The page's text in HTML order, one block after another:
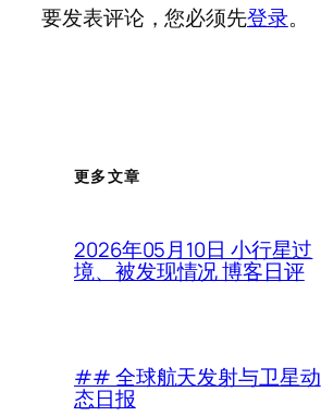
要发表评论，您必须先登录。
更多文章
2026年05月10日 小行星过
境、被发现情况 博客日评
## 全球航天发射与卫星动
态日报